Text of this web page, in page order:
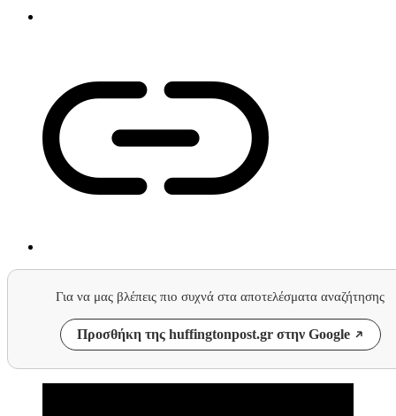
Για να μας βλέπεις πιο συχνά στα αποτελέσματα αναζήτησης
Προσθήκη της huffingtonpost.gr στην Google